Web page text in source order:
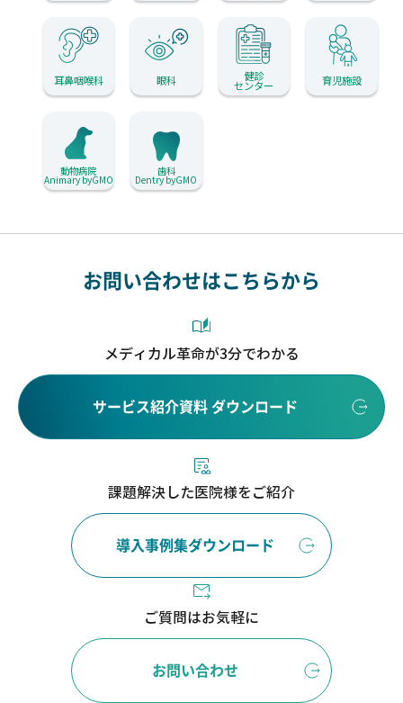
耳鼻咽喉科 眼科 健診
センター 育児施設
動物病院
Animary byGMO
歯科
Dentry byGMO
お問い合わせはこちらから
メディカル革命が3分でわかる
サービス紹介資料 ダウンロード
課題解決した医院様をご紹介
導入事例集ダウンロード
ご質問はお気軽に
お問い合わせ